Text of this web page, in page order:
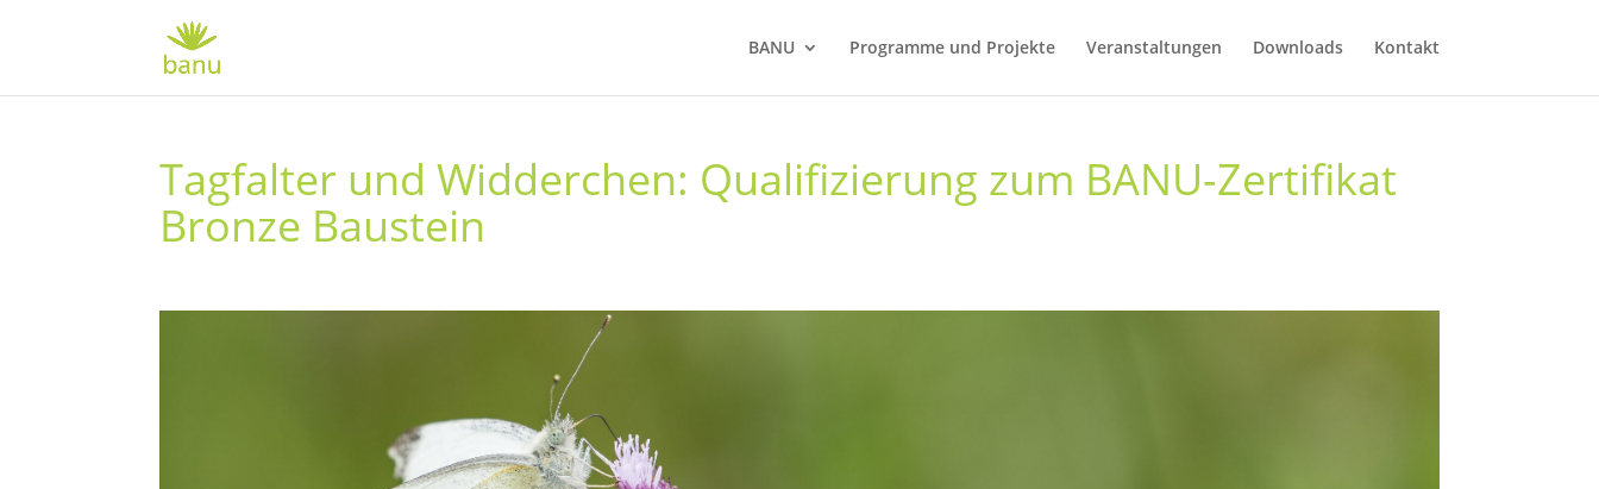
BANU Programme und Projekte Veranstaltungen Downloads Kontakt
Tagfalter und Widderchen: Qualifizierung zum BANU-Zertifikat
Bronze Baustein